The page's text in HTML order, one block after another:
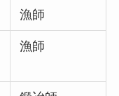
漁師
漁師